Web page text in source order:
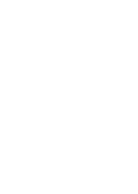
gobiernos tienen que
israelí. Vamos a ir a
diputada de Más
Más Madrid
La ministra de Sanidad
recibir a su compañera
humillaciones»